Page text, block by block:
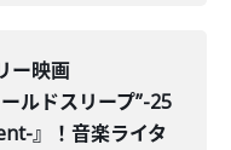
ー映画
ルドスリープ”-25
』！音楽ライタ